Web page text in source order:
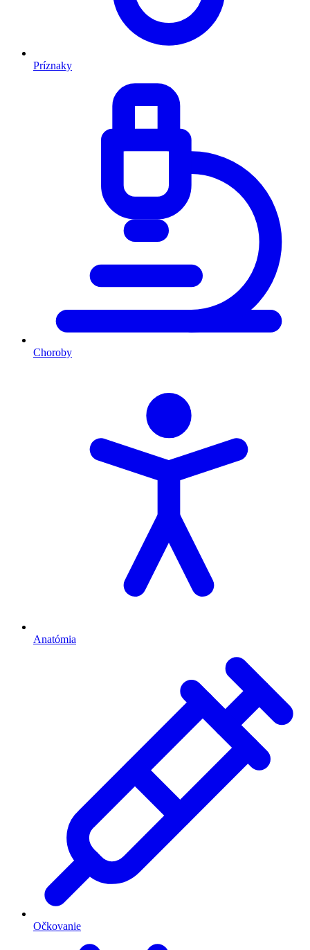
Príznaky
Choroby
Anatómia
Očkovanie